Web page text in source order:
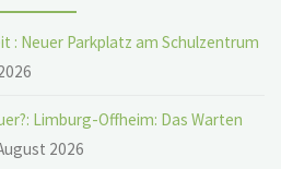
: Neuer Parkplatz am Schulzentrum
Limburg-Offheim: Das Warten
2026